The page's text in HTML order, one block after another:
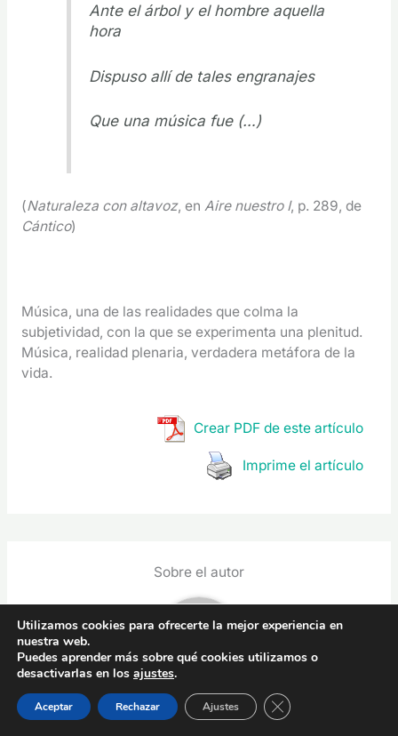
Ante el árbol y el hombre aquella
hora
Dispuso allí de tales engranajes
Que una música fue (…)
(Naturaleza con altavoz, en Aire nuestro I, p. 289, de
Cántico)
Música, una de las realidades que colma la
subjetividad, con la que se experimenta una plenitud.
Música, realidad plenaria, verdadera metáfora de la
vida.
Crear PDF de este artículo
Imprime el artículo
Sobre el autor
Ignacio Ilundain
Utilizamos cookies para ofrecerte la mejor experiencia en
nuestra web.
Puedes aprender más sobre qué cookies utilizamos o
desactivarlas en los ajustes.
Aceptar Rechazar Ajustes CERRAR EL